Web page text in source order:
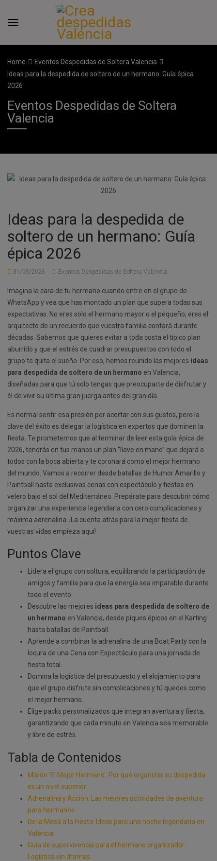
Home
Eventos Despedidas de Soltera Valencia
Ideas para la despedida de soltero de un hermano: Guía épica
2026
Eventos Despedidas de Soltera
Valencia
Ideas para la despedida de
soltero de un hermano: Guía
épica 2026
31/05/2026 Eventos Despedidas de Soltera Valencia
Imagina la cara de tu hermano cuando entre en el grupo de
WhatsApp y vea que has montado un plan que supera todas sus
expectativas. No eres solo el hermano mayor o el pequeño; eres el
arquitecto de un recuerdo que vuestra familia contará durante
décadas. Sabemos que quieres evitar a toda costa el típico plan
aburrido y que el estrés de cuadrar presupuestos con todo el
grupo te quita el sueño. Por eso, hemos reunido las mejores ideas
para despedida de soltero de un hermano en Valencia,
diseñadas para que tú solo tengas que preocuparte de disfrutar y
él de vivir su última gran juerga antes del gran día.
Es normal sentir esa presión por acertar con sus gustos, pero la
clave del éxito es delegar la logística en expertos que dominen la
fiesta. Te prometemos que al terminar de leer esta guía épica de
2026, tendrás en tus manos un plan “llave en mano” que dejará a
todos con la boca abierta y te coronará como el mejor hermano
del mundo. Vamos a recorrer desde batallas de Humor Amarillo y
Paintball hasta exclusivas cenas con espectáculo y fiestas en
velero bajo el sol del Mediterráneo. Prepárate para descubrir cómo
organizar una experiencia legendaria con cero complicaciones y
máxima adrenalina. ¡La cuenta atrás para la mejor fiesta de
vuestras vidas empieza aquí!
Puntos Clave
Lidera el grupo con soltura, equilibrando la participación de
amigos y familia para que la energía sea imparable durante
todo el evento.
Descubre las mejores ideas para despedida de soltero de
un hermano en Valencia, desde piques épicos en el Karting
hasta batallas de Paintball.
Aprende a combinar la adrenalina de una Boat Party con la
locura de una Cena con Espectáculo para una jornada de
fiesta total.
Domina la logística del presupuesto y el alojamiento para
que el grupo disfrute sin complicaciones y tú quedes como
el mejor hermano.
Elige packs personalizados que integran aventura y fiesta,
garantizando que cada minuto en Valencia sea memorable
y libre de estrés.
Tabla de Contenidos
Misión 'El Mejor Hermano': Por qué organizar su despedida
es un nivel superior
Adrenalina y Acción: Las mejores actividades de aventura
para hermanos
De la Mesa a la Fiesta: Ideas para una noche legendaria en
Valencia
Guía de supervivencia para el hermano organizador:
Logística sin dramas